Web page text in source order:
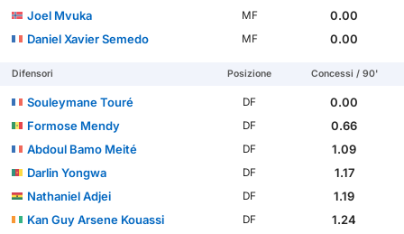
Joel Mvuka
MF
0.00
Daniel Xavier Semedo
MF 0.00
Difensori Posizione Concessi / 90'
Souleymane Touré DF
0.00
Formose Mendy
DF
0.66
Abdoul Bamo Meité
DF
1.09
Darlin Yongwa
DF
1.17
Nathaniel Adjei
DF
1.19
Kan Guy Arsene Kouassi
DF
1.24